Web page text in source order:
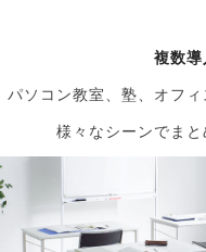
複数導
パソコン教室、塾、オフ
様々なシーンでまと